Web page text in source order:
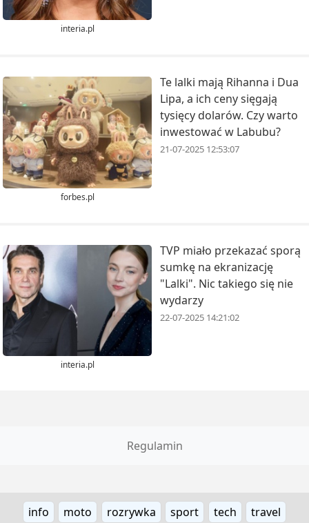
interia.pl
forbes.pl
Te lalki mają Rihanna i Dua
Lipa, a ich ceny sięgają
tysięcy dolarów. Czy warto
inwestować w Labubu?
21-07-2025 12:53:07
interia.pl
TVP miało przekazać sporą
sumkę na ekranizację
"Lalki". Nic takiego się nie
wydarzy
22-07-2025 14:21:02
Regulamin
info moto rozrywka sport tech travel